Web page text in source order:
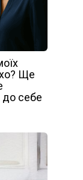
Ще
до себе